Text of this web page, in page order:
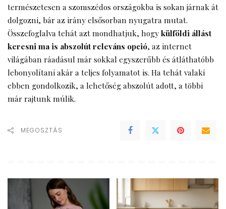
természetesen a szomszédos országokba is sokan járnak át
dolgozni, bár az irány elsősorban nyugatra mutat.
Összefoglalva tehát azt mondhatjuk, hogykülföldi állást
keresni ma is abszolút releváns opció, az internet
világában ráadásul már sokkal egyszerűbb és átláthatóbb
lebonyolítani akár a teljes folyamatot is. Ha tehát valaki
ebben gondolkozik, a lehetőség abszolút adott, a többi
már rajtunk múlik.
MEGOSZTÁS